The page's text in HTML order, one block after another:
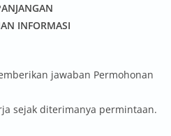
INFORMASI
jawaban Permohonan
sejak diterimanya permintaan.